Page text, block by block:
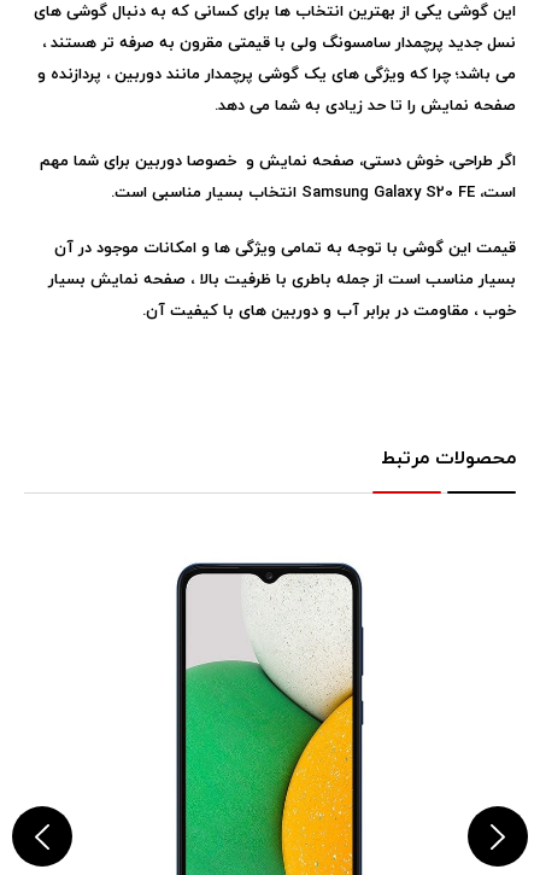
این گوشی یکی از بهترین انتخاب ها برای کسانی که به دنبال گوشی های
نسل جدید پرچمدار سامسونگ ولی با قیمتی مقرون به صرفه تر هستند ،
می باشد؛ چرا که ویژگی های یک گوشی پرچمدار مانند دوربین ، پردازنده و
صفحه نمایش را تا حد زیادی به شما می دهد.
اگر طراحی، خوش دستی، صفحه نمایش و خصوصا دوربین برای شما مهم
است، Samsung Galaxy S20 FE انتخاب بسیار مناسبی است.
قیمت این گوشی با توجه به تمامی ویژگی ها و امکانات موجود در آن
بسیار مناسب است از جمله باطری با ظرفیت بالا ، صفحه نمایش بسیار
خوب ، مقاومت در برابر آب و دوربین های با کیفیت آن.
محصولات مرتبط